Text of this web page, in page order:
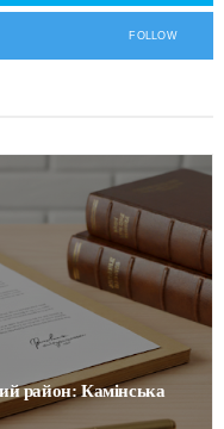
FOLLOW
район: Камінська